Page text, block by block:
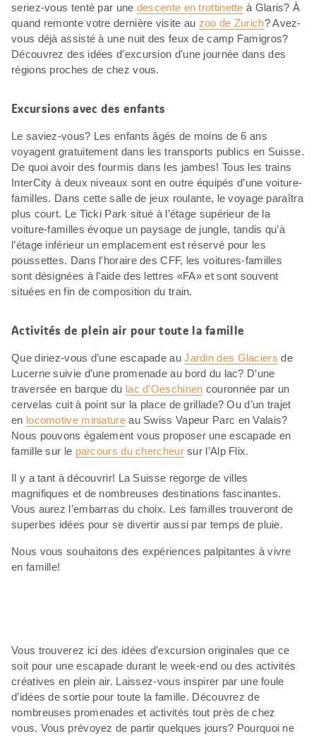
seriez-vous tenté par une descente en trottinette à Glaris? À
quand remonte votre dernière visite au zoo de Zurich? Avez-
vous déjà assisté à une nuit des feux de camp Famigros?
Découvrez des idées d’excursion d’une journée dans des
régions proches de chez vous.
Excursions avec des enfants
Le saviez-vous? Les enfants âgés de moins de 6 ans
voyagent gratuitement dans les transports publics en Suisse.
De quoi avoir des fourmis dans les jambes! Tous les trains
InterCity à deux niveaux sont en outre équipés d’une voiture-
familles. Dans cette salle de jeux roulante, le voyage paraîtra
plus court. Le Ticki Park situé à l’étage supérieur de la
voiture-familles évoque un paysage de jungle, tandis qu’à
l’étage inférieur un emplacement est réservé pour les
poussettes. Dans l’horaire des CFF, les voitures-familles
sont désignées à l’aide des lettres «FA» et sont souvent
situées en fin de composition du train.
Activités de plein air pour toute la famille
Que diriez-vous d’une escapade auJardin des Glaciers de
Lucerne suivie d’une promenade au bord du lac? D’une
traversée en barque du lac d’Oeschinen couronnée par un
cervelas cuit à point sur la place de grillade? Ou d’un trajet
en locomotive miniatureau Swiss Vapeur Parc en Valais?
Nous pouvons également vous proposer une escapade en
famille sur le parcours du chercheursur l’Alp Flix.
Il y a tant à découvrir! La Suisse regorge de villes
magnifiques et de nombreuses destinations fascinantes.
Vous aurez l’embarras du choix. Les familles trouveront de
superbes idées pour se divertir aussi par temps de pluie.
Nous vous souhaitons des expériences palpitantes à vivre
en famille!
Vous trouverez ici des idées d’excursion originales que ce
soit pour une escapade durant le week-end ou des activités
créatives en plein air. Laissez-vous inspirer par une foule
d’idées de sortie pour toute la famille. Découvrez de
nombreuses promenades et activités tout près de chez
vous. Vous prévoyez de partir quelques jours? Pourquoi ne